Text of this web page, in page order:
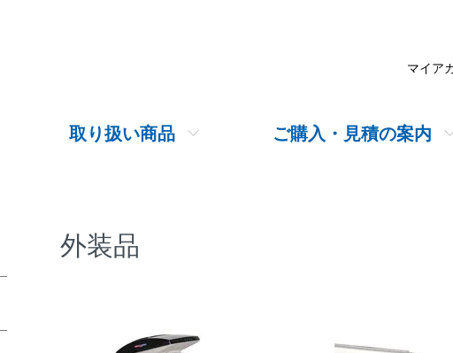
取り扱い商品 ご購入・見積の案内
マイア
外装品